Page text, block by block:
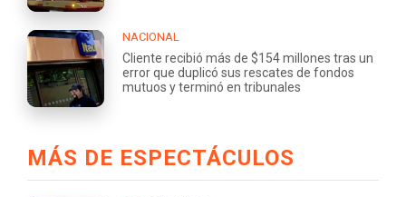
NACIONAL
Cliente recibió más de $154 millones tras un
error que duplicó sus rescates de fondos
mutuos y terminó en tribunales
MÁS DE ESPECTÁCULOS